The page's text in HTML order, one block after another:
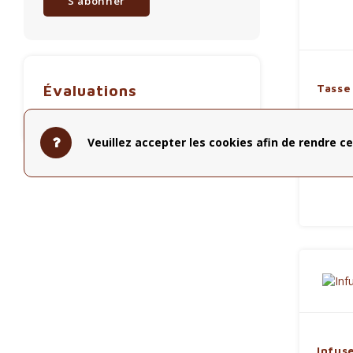
Évaluations
Veuillez accepter les cookies afin de rendre